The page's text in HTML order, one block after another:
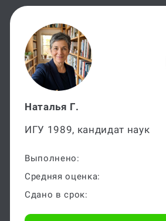
Наталья Г.
ИГУ 1989, кандидат наук
Выполнено:
Средняя оценка:
Сдано в срок: